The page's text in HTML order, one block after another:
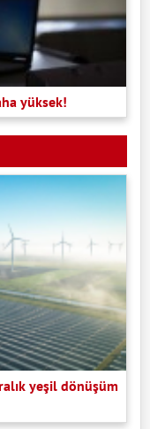
yüksek!
yeşil dönüşüm